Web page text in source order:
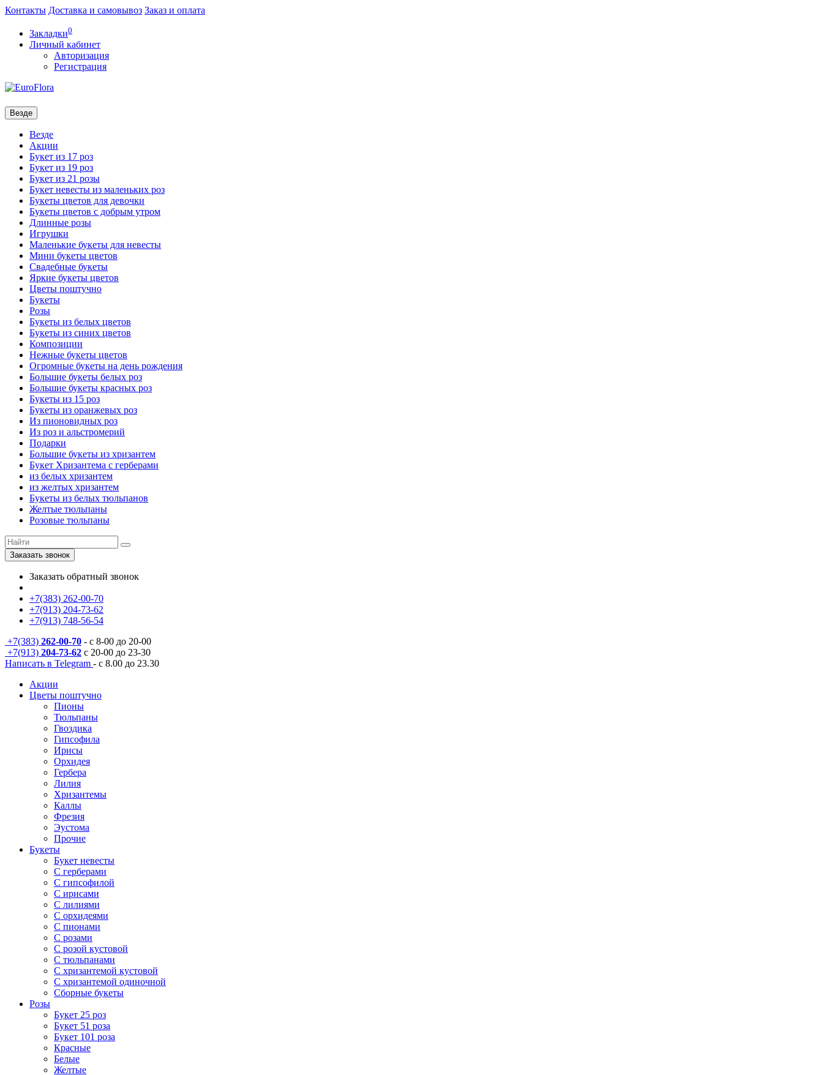
Контакты Доставка и самовывоз Заказ и оплата
Закладки0
Личный кабинет
Авторизация
Регистрация
Везде
Везде
Акции
Букет из 17 роз
Букет из 19 роз
Букет из 21 розы
Букет невесты из маленьких роз
Букеты цветов для девочки
Букеты цветов с добрым утром
Длинные розы
Игрушки
Маленькие букеты для невесты
Мини букеты цветов
Свадебные букеты
Яркие букеты цветов
Цветы поштучно
Букеты
Розы
Букеты из белых цветов
Букеты из синих цветов
Композиции
Нежные букеты цветов
Огромные букеты на день рождения
Большие букеты белых роз
Большие букеты красных роз
Букеты из 15 роз
Букеты из оранжевых роз
Из пионовидных роз
Из роз и альстромерий
Подарки
Большие букеты из хризантем
Букет Хризантема с герберами
из белых хризантем
из желтых хризантем
Букеты из белых тюльпанов
Желтые тюльпаны
Розовые тюльпаны
Заказать звонок
Заказать обратный звонок
+7(383) 262-00-70
+7(913) 204-73-62
+7(913) 748-56-54
+7(383) 262-00-70 - с 8-00 до 20-00
+7(913) 204-73-62 с 20-00 до 23-30
Написать в Telegram - с 8.00 до 23.30
Акции
Цветы поштучно
Пионы
Тюльпаны
Гвоздика
Гипсофила
Ирисы
Орхидея
Гербера
Лилия
Хризантемы
Каллы
Фрезия
Эустома
Прочие
Букеты
Букет невесты
С герберами
С гипсофилой
С ирисами
С лилиями
С орхидеями
С пионами
С розами
С розой кустовой
С тюльпанами
С хризантемой кустовой
С хризантемой одиночной
Сборные букеты
Розы
Букет 25 роз
Букет 51 роза
Букет 101 роза
Красные
Белые
Желтые